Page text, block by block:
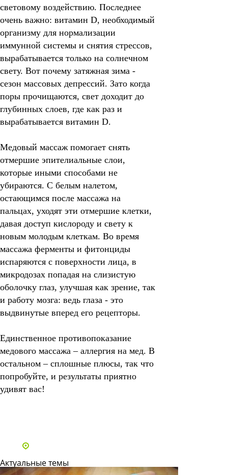
световому воздействию. Последнее
очень важно: витамин D, необходимый
организму для нормализации
иммунной системы и снятия стрессов,
вырабатывается только на солнечном
свету. Вот почему затяжная зима -
сезон массовых депрессий. Зато когда
поры прочищаются, свет доходит до
глубинных слоев, где как раз и
вырабатывается витамин D.
Медовый массаж помогает снять
отмершие эпителиальные слои,
которые иными способами не
убираются. С белым налетом,
остающимся после массажа на
пальцах, уходят эти отмершие клетки,
давая доступ кислороду и свету к
новым молодым клеткам. Во время
массажа ферменты и фитонциды
испаряются с поверхности лица, в
микродозах попадая на слизистую
оболочку глаз, улучшая как зрение, так
и работу мозга: ведь глаза - это
выдвинутые вперед его рецепторы.
Единственное противопоказание
медового массажа – аллергия на мед. В
остальном – сплошные плюсы, так что
попробуйте, и результаты приятно
удивят вас!
Актуальные темы